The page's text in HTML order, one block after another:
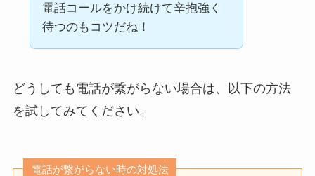
電話コールをかけ続けて辛抱強く
待つのもコツだね！
どうしても電話が繋がらない場合は、以下の方法
を試してみてください。
電話が繋がらない時の対処法